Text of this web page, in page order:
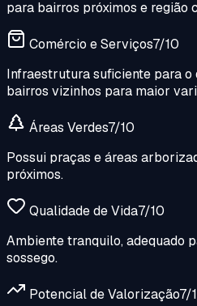
para bairros próximos e região
Comércio e Serviços7/10
Infraestrutura suficiente para o
bairros vizinhos para maior
Áreas Verdes7/10
Possui praças e áreas
próximos.
Qualidade de Vida7/10
Ambiente tranquilo, adequado
sossego.
Potencial de Valorização7/